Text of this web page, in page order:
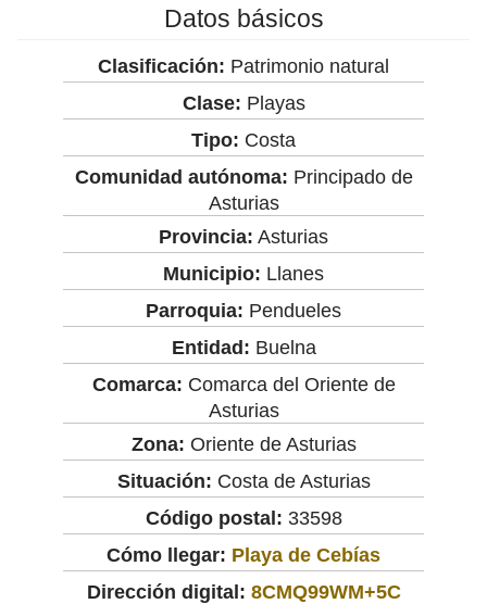
Datos básicos
Clasificación: Patrimonio natural
Clase: Playas
Tipo: Costa
Comunidad autónoma: Principado de
Asturias
Provincia: Asturias
Municipio: Llanes
Parroquia: Pendueles
Entidad: Buelna
Comarca: Comarca del Oriente de
Asturias
Zona: Oriente de Asturias
Situación: Costa de Asturias
Código postal: 33598
Cómo llegar: Playa de Cebías
Dirección digital: 8CMQ99WM+5C